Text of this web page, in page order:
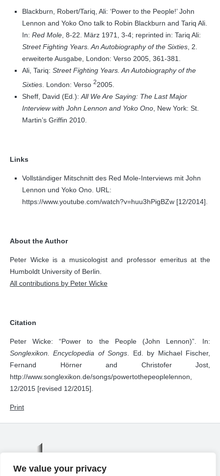
We value your privacy
Blackburn, Robert/Tariq, Ali: ‘Power to the People!’ John
Lennon and Yoko Ono talk to Robin Blackburn and Tariq Ali.
In: Red Mole , 8-22. März 1971, 3-4; reprinted in: Tariq Ali:
Street Fighting Years. An Autobiography of the Sixties , 2.
erweiterte Ausgabe, London: Verso 2005, 361-381.
Ali, Tariq: Street Fighting Years. An Autobiography of the
Sixties . London: Verso 22005.
Sheff, David (Ed.): All We Are Saying: The Last Major
Interview with John Lennon and Yoko Ono , New York: St.
Martin’s Griffin 2010.
Links
Vollständiger Mitschnitt des Red Mole-Interviews mit John
Lennon und Yoko Ono. URL:
https://www.youtube.com/watch?v=huu3hPigBZw [12/2014].
About the Author
Peter Wicke is a musicologist and professor emeritus at the
Humboldt University of Berlin.
All contributions by Peter Wicke
Citation
Peter Wicke: “Power to the People (John Lennon)”. In:
Songlexikon. Encyclopedia of Songs . Ed. by Michael Fischer,
Fernand Hörner and Christofer Jost,
http://www.songlexikon.de/songs/powertothepeoplelennon,
12/2015 [revised 12/2015].
Print